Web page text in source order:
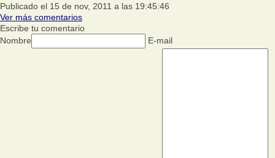
Publicado el 15 de nov, 2011 a las 19:45:46
Ver más comentarios
Escribe tu comentario
Nombre
E-mail